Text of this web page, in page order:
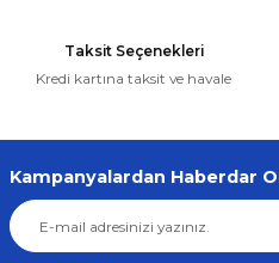
Taksit Seçenekleri
Kredi kartına taksit ve havale
Kampanyalardan Haberdar